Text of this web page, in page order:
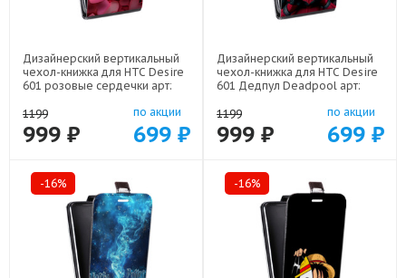
Дизайнерский вертикальный
чехол-книжка для HTC Desire
601 розовые сердечки арт:
1199
999 ₽
по акции
699 ₽
Дизайнерский вертикальный
чехол-книжка для HTC Desire
601 Дедпул Deadpool арт:
1199
999 ₽
по акции
699 ₽
-16% -16%